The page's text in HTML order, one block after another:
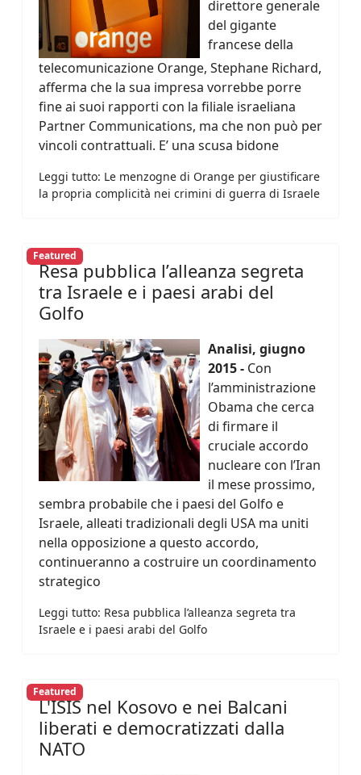
direttore generale
del gigante
francese della
telecomunicazione Orange, Stephane Richard,
afferma che la sua impresa vorrebbe porre
fine ai suoi rapporti con la filiale israeliana
Partner Communications, ma che non può per
vincoli contrattuali. E’ una scusa bidone
Leggi tutto: Le menzogne di Orange per giustificare
la propria complicità nei crimini di guerra di Israele
Featured
Resa pubblica l’alleanza segreta
tra Israele e i paesi arabi del
Golfo
Analisi, giugno
2015 - Con
l’amministrazione
Obama che cerca
di firmare il
cruciale accordo
nucleare con l’Iran
il mese prossimo,
sembra probabile che i paesi del Golfo e
Israele, alleati tradizionali degli USA ma uniti
nella opposizione a questo accordo,
continueranno a costruire un coordinamento
strategico
Leggi tutto: Resa pubblica l’alleanza segreta tra
Israele e i paesi arabi del Golfo
Featured
L'ISIS nel Kosovo e nei Balcani
liberati e democratizzati dalla
NATO